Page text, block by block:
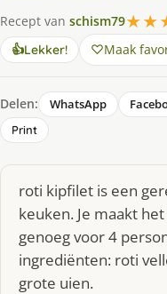
Recept van schism79
👍Lekker! Maak
Delen: WhatsApp
Print
roti kipfilet is een
keuken. Je maakt
genoeg voor 4
ingrediënten: roti
grote uien.